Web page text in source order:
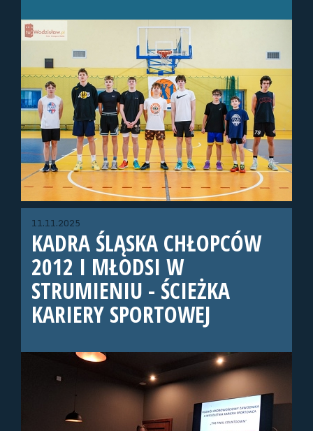
11.11.2025
KADRA ŚLĄSKA CHŁOPCÓW
2012 I MŁODSI W
STRUMIENIU - ŚCIEŻKA
KARIERY SPORTOWEJ